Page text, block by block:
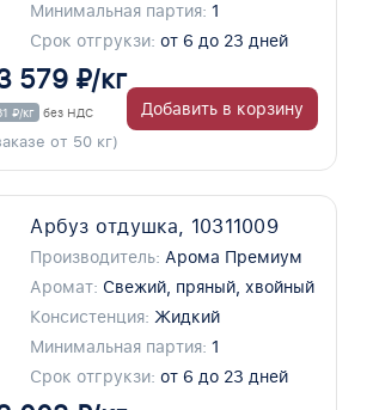
Минимальная партия: 1
Срок отгрукзи: от 6 до 23 дней
579 ₽/кг
₽/кг без НДС
от 50 кг)
Добавить в корзину
Арбуз отдушка, 10311009
Производитель: Арома Премиум
Аромат: Свежий, пряный, хвойный
Консистенция: Жидкий
Минимальная партия: 1
Срок отгрукзи: от 6 до 23 дней